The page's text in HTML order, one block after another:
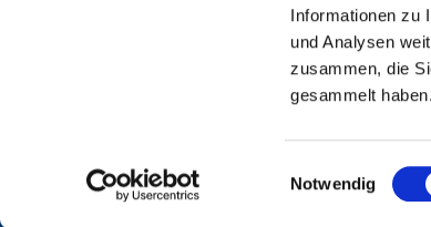
Informationen zu
und Analysen
zusammen, die
gesammelt haben.
i
Notwendig